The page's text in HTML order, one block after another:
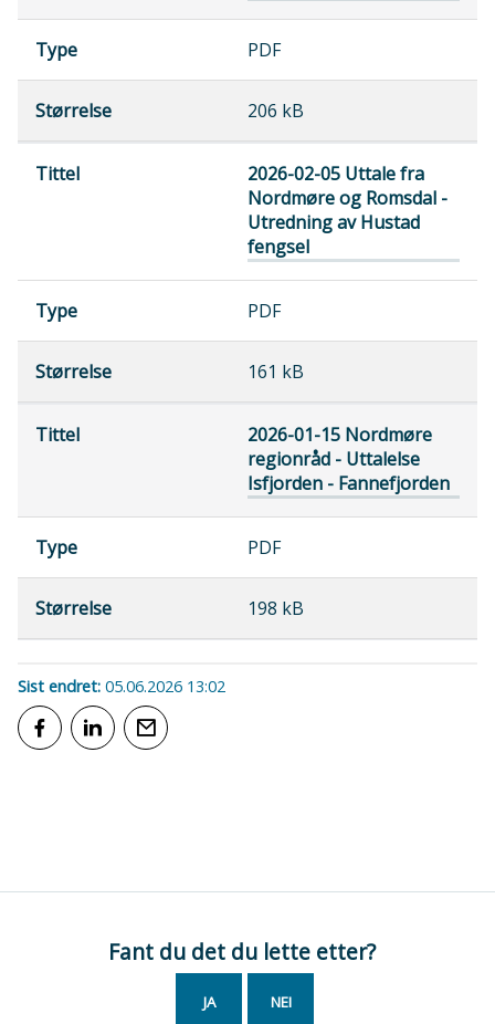
PDF
206 kB
2026-02-05 Uttale fra
Nordmøre og Romsdal -
Utredning av Hustad
fengsel
PDF
161 kB
2026-01-15 Nordmøre
regionråd - Uttalelse
Isfjorden - Fannefjorden
PDF
198 kB
Sist endret 05.06.2026 13:02
Fant du det du lette etter?
JA NEI